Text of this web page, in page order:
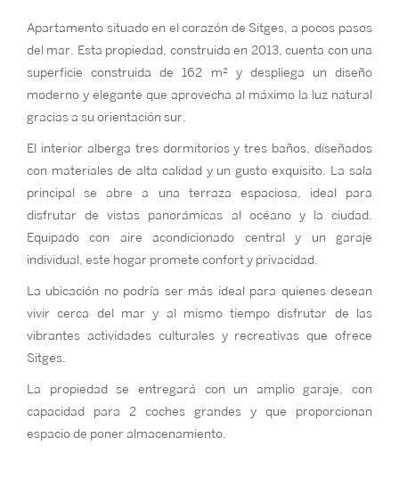
Apartamento situado en el corazón de Sitges, a pocos pasos
del mar. Esta propiedad, construida en 2013, cuenta con una
superficie construida de 162 m² y despliega un diseño
moderno y elegante que aprovecha al máximo la luz natural
gracias a su orientación sur.
El interior alberga tres dormitorios y tres baños, diseñados
con materiales de alta calidad y un gusto exquisito. La sala
principal se abre a una terraza espaciosa, ideal para
disfrutar de vistas panorámicas al océano y la ciudad.
Equipado con aire acondicionado central y un garaje
individual, este hogar promete confort y privacidad.
La ubicación no podría ser más ideal para quienes desean
vivir cerca del mar y al mismo tiempo disfrutar de las
vibrantes actividades culturales y recreativas que ofrece
Sitges.
La propiedad se entregará con un amplio garaje, con
capacidad para 2 coches grandes y que proporcionan
espacio de poner almacenamiento.